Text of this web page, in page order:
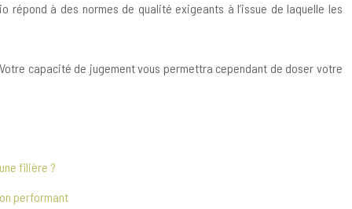
à des normes de qualité exigeants à l’issue de laquelle les
capacité de jugement vous permettra cependant de doser votre
filière ?
performant